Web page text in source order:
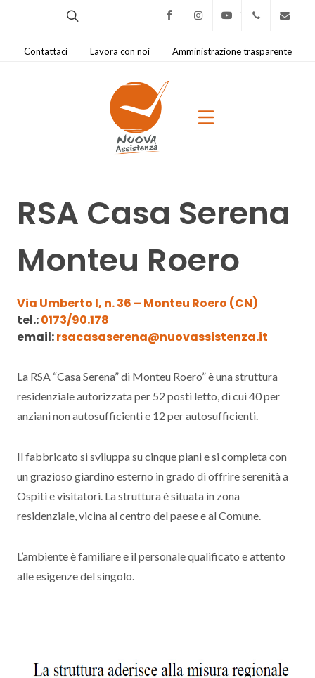
Contattaci Lavora con noi Amministrazione trasparente
FacebookInstagramYoutube
RSA Casa Serena
Monteu Roero
Via Umberto I, n. 36 – Monteu Roero (CN)
tel.:0173/90.178
email:rsacasaserena@nuovassistenza.it
La RSA “Casa Serena” di Monteu Roero” è una struttura
residenziale autorizzata per 52 posti letto, di cui 40 per
anziani non autosufficienti e 12 per autosufficienti.
Il fabbricato si sviluppa su cinque piani e si completa con
un grazioso giardino esterno in grado di offrire serenità a
Ospiti e visitatori. La struttura è situata in zona
residenziale, vicina al centro del paese e al Comune.
L’ambiente è familiare e il personale qualificato e attento
alle esigenze del singolo.